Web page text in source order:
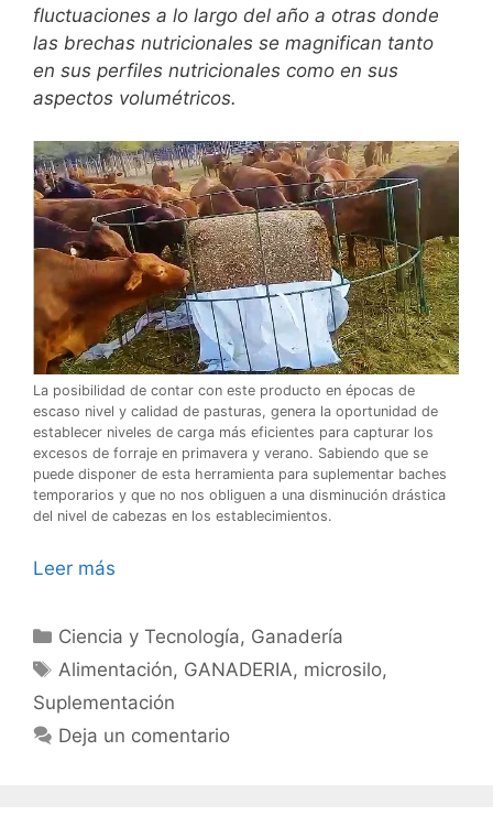
fluctuaciones a lo largo del año a otras donde
las brechas nutricionales se magnifican tanto
en sus perfiles nutricionales como en sus
aspectos volumétricos.
La posibilidad de contar con este producto en épocas de
escaso nivel y calidad de pasturas, genera la oportunidad de
establecer niveles de carga más eficientes para capturar los
excesos de forraje en primavera y verano. Sabiendo que se
puede disponer de esta herramienta para suplementar baches
temporarios y que no nos obliguen a una disminución drástica
del nivel de cabezas en los establecimientos.
Leer más
Categorías
Ciencia y Tecnología, Ganadería
Etiquetas
Alimentación, GANADERIA, microsilo,
Suplementación
Deja un comentario